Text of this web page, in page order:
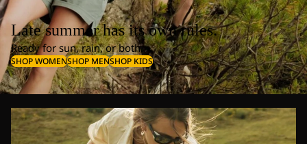
Late summer has its own rules.
Ready for sun, rain, or both.
SHOP WOMENSHOP MENSHOP KIDS